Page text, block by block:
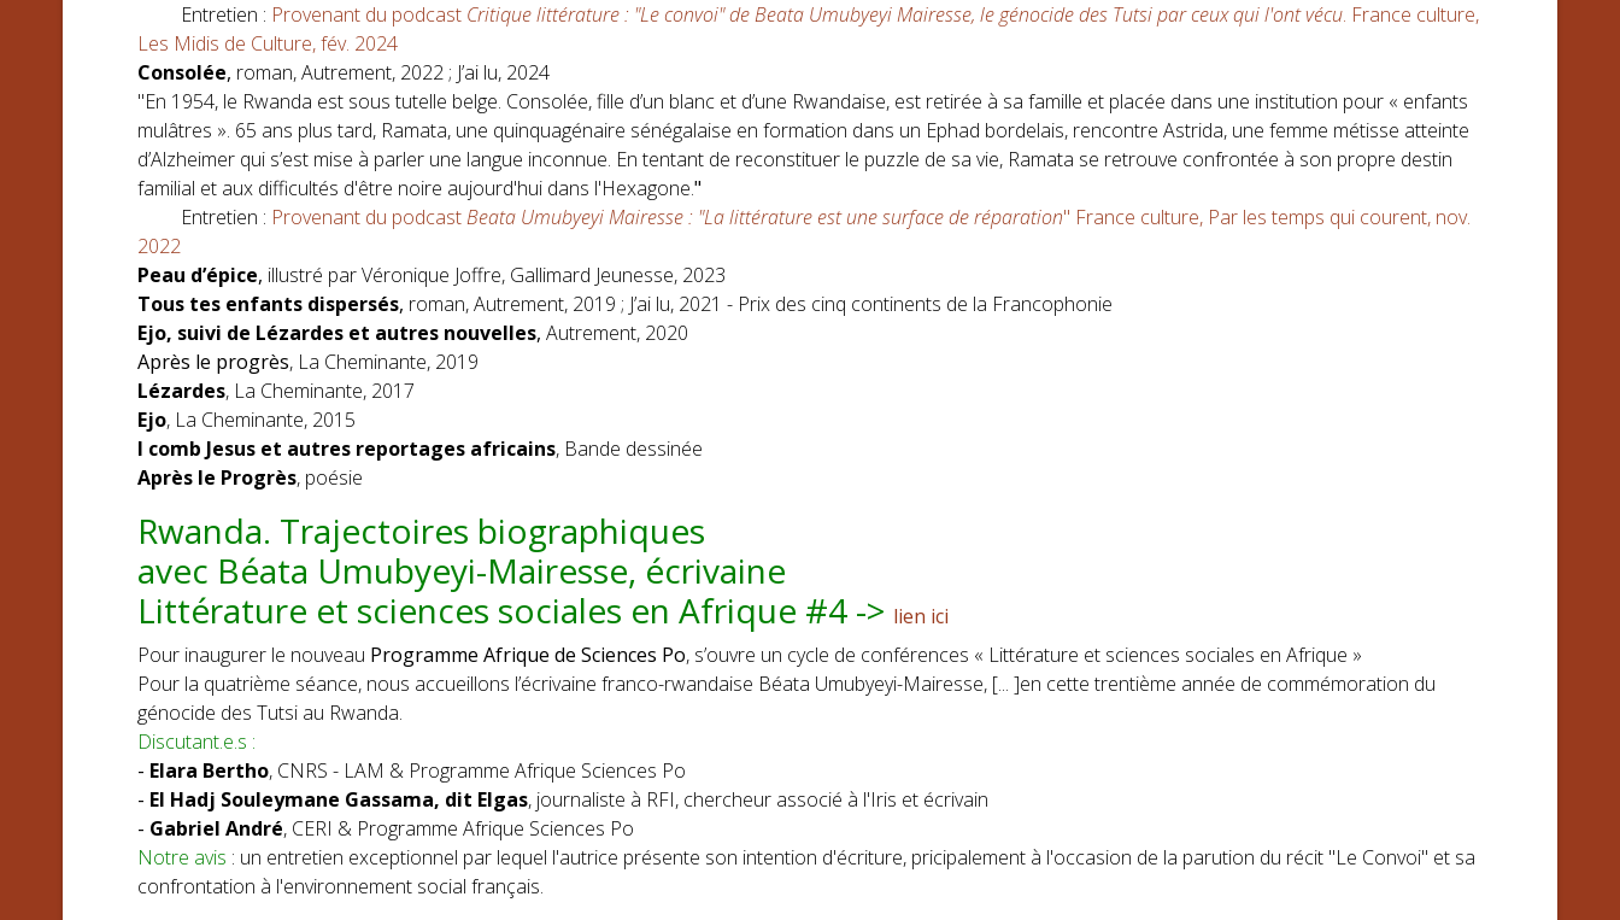
Entretien : Provenant du podcast Critique littérature : "Le convoi" de Beata Umubyeyi Mairesse, le génocide des Tutsi par ceux qui l'ont vécu. France culture,
Les Midis de Culture, fév. 2024
Consolée, roman, Autrement, 2022 ; J’ai lu, 2024
"En 1954, le Rwanda est sous tutelle belge. Consolée, fille d’un blanc et d’une Rwandaise, est retirée à sa famille et placée dans une institution pour « enfants
mulâtres ». 65 ans plus tard, Ramata, une quinquagénaire sénégalaise en formation dans un Ephad bordelais, rencontre Astrida, une femme métisse atteinte
d’Alzheimer qui s’est mise à parler une langue inconnue. En tentant de reconstituer le puzzle de sa vie, Ramata se retrouve confrontée à son propre destin
familial et aux difficultés d'être noire aujourd'hui dans l'Hexagone."
Entretien : Provenant du podcastBeata Umubyeyi Mairesse : "La littérature est une surface de réparation" France culture, Par les temps qui courent, nov.
2022
Peau d’épice, illustré par Véronique Joffre, Gallimard Jeunesse, 2023
Tous tes enfants dispersés, roman, Autrement, 2019 ; J’ai lu, 2021 - Prix des cinq continents de la Francophonie
Ejo, suivi de Lézardes et autres nouvelles, Autrement, 2020
Après le progrès, La Cheminante, 2019
Lézardes, La Cheminante, 2017
Ejo, La Cheminante, 2015
I comb Jesus et autres reportages africains, Bande dessinée
Après le Progrès, poésie
Rwanda. Trajectoires biographiques
avec Béata Umubyeyi-Mairesse, écrivaine
Littérature et sciences sociales en Afrique #4 -> lien ici
Pour inaugurer le nouveau Programme Afrique de Sciences Po, s’ouvre un cycle de conférences « Littérature et sciences sociales en Afrique »
Pour la quatrième séance, nous accueillons l’écrivaine franco-rwandaise Béata Umubyeyi-Mairesse, [... ]en cette trentième année de commémoration du
génocide des Tutsi au Rwanda.
Discutant.e.s :
- Elara Bertho, CNRS - LAM & Programme Afrique Sciences Po
- El Hadj Souleymane Gassama, dit Elgas, journaliste à RFI, chercheur associé à l'Iris et écrivain
- Gabriel André, CERI & Programme Afrique Sciences Po
Notre avis : un entretien exceptionnel par lequel l'autrice présente son intention d'écriture, pricipalement à l'occasion de la parution du récit "Le Convoi" et sa
confrontation à l'environnement social français.